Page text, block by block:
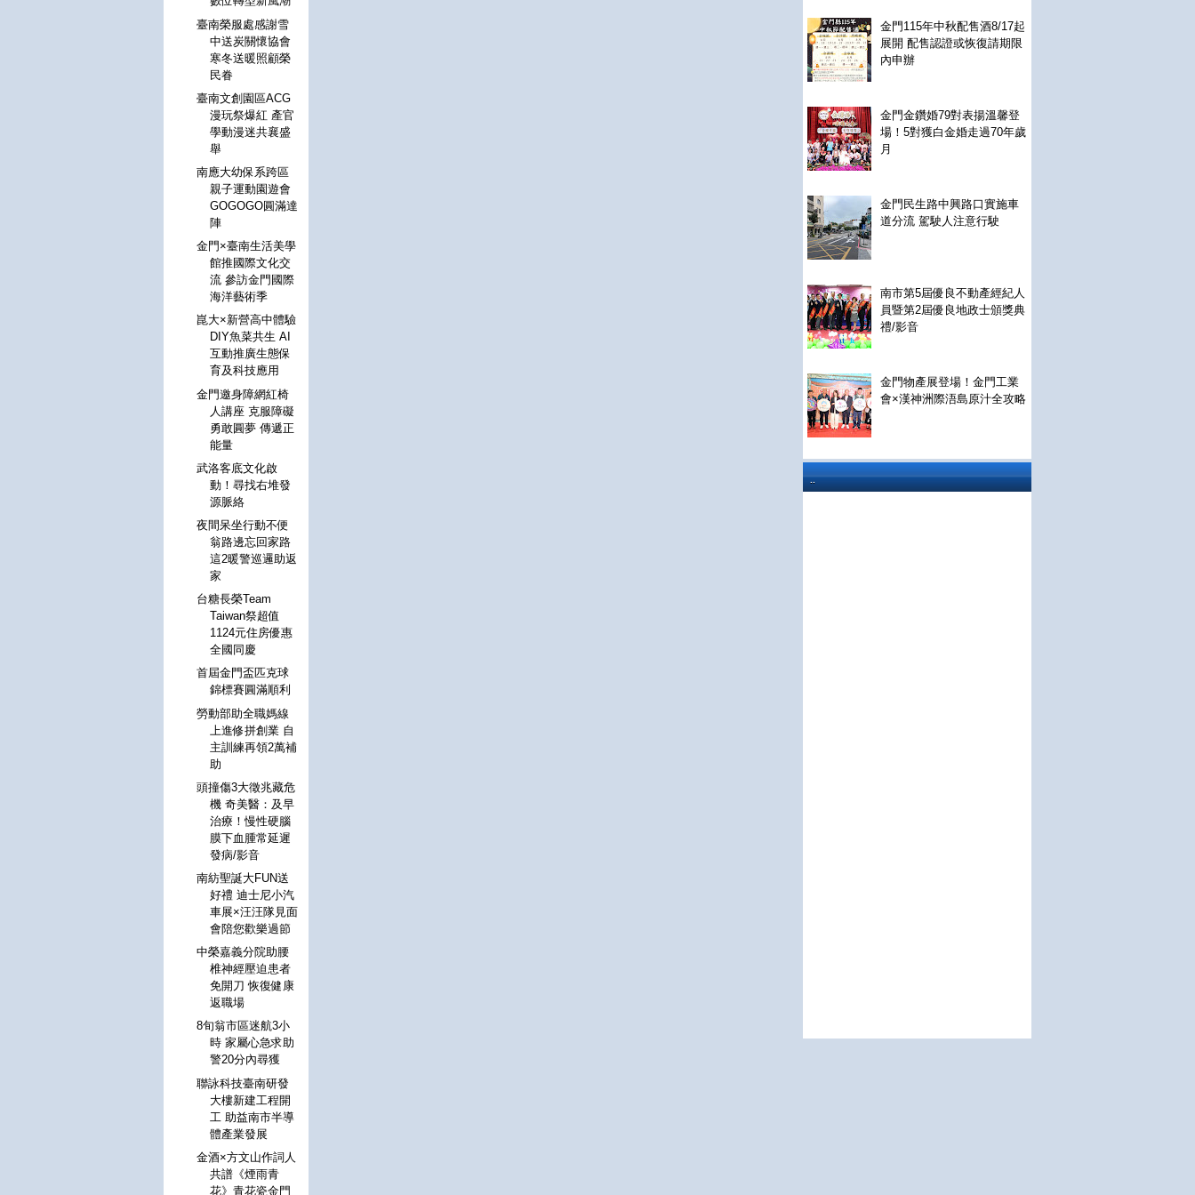
金門115年中秋配售酒8/17起
展開 配售認證或恢復請期限
內申辦
金門金鑽婚79對表揚溫馨登
場！5對獲白金婚走過70年歲
月
金門民生路中興路口實施車
道分流 駕駛人注意行駛
南市第5屆優良不動產經紀人
員暨第2屆優良地政士頒獎典
禮/影音
金門物產展登場！金門工業
會×漢神洲際浯島原汁全攻略
..
臺南榮服處感謝雪
中送炭關懷協會
寒冬送暖照顧榮
民眷
臺南文創園區ACG
漫玩祭爆紅 產官
學動漫迷共襄盛
舉
南應大幼保系跨區
親子運動園遊會
GOGOGO圓滿達
陣
金門×臺南生活美學
館推國際文化交
流 參訪金門國際
海洋藝術季
崑大×新營高中體驗
DIY魚菜共生 AI
互動推廣生態保
育及科技應用
金門邀身障網紅椅
人講座 克服障礙
勇敢圓夢 傳遞正
能量
武洛客底文化啟
動！尋找右堆發
源脈絡
夜間呆坐行動不便
翁路邊忘回家路
這2暖警巡邏助返
家
台糖長榮Team
Taiwan祭超值
1124元住房優惠
全國同慶
首屆金門盃匹克球
錦標賽圓滿順利
勞動部助全職媽線
上進修拼創業 自
主訓練再領2萬補
助
頭撞傷3大徵兆藏危
機 奇美醫：及早
治療！慢性硬腦
膜下血腫常延遲
發病/影音
南紡聖誕大FUN送
好禮 迪士尼小汽
車展×汪汪隊見面
會陪您歡樂過節
中榮嘉義分院助腰
椎神經壓迫患者
免開刀 恢復健康
返職場
8旬翁市區迷航3小
時 家屬心急求助
警20分內尋獲
聯詠科技臺南研發
大樓新建工程開
工 助益南市半導
體產業發展
金酒×方文山作詞人
共譜《煙雨青
花》青花瓷金門